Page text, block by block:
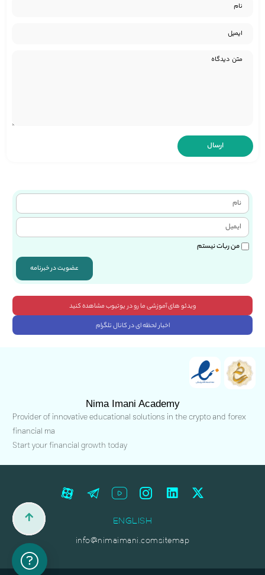
من ربات نیستم
عضویت در خبرنامه
ویدئو های آموزشی ما رو در یوتیوب مشاهده کنید
اخبار لحظه ای در کانال تلگرام
Nima Imani Academy
Provider of innovative educational solutions in the crypto and forex
financial ma
Start your financial growth today
ENGLISH
sitemap
info@nimaimani.com